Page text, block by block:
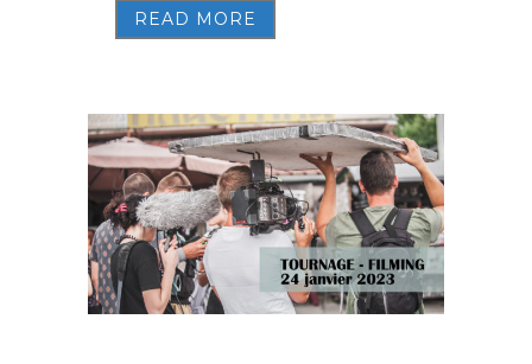
READ MORE